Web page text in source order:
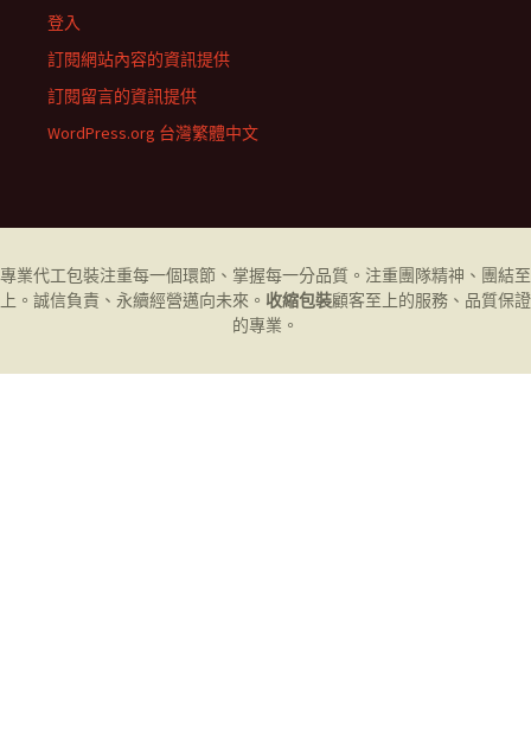
登入
訂閱網站內容的資訊提供
訂閱留言的資訊提供
WordPress.org 台灣繁體中文
專業代工包裝注重每一個環節、掌握每一分品質。注重團隊精神、團結至
上。誠信負責、永續經營邁向未來。 收縮包裝顧客至上的服務、品質保證
的專業。